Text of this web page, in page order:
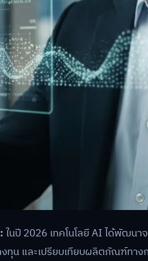
ในปี 2026 เทคโนโลยี AI ได้พัฒน
ทุน และเปรียบเทียบผลิตภัณฑ์ทาง